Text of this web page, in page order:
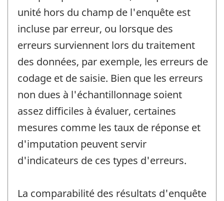
unité hors du champ de l'enquête est
incluse par erreur, ou lorsque des
erreurs surviennent lors du traitement
des données, par exemple, les erreurs de
codage et de saisie. Bien que les erreurs
non dues à l'échantillonnage soient
assez difficiles à évaluer, certaines
mesures comme les taux de réponse et
d'imputation peuvent servir
d'indicateurs de ces types d'erreurs.
La comparabilité des résultats d'enquête